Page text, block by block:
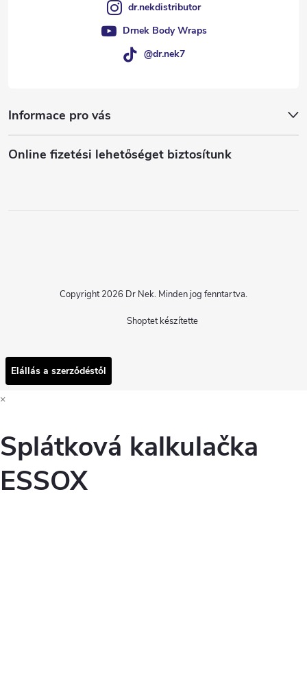
dr.nekdistributor
Drnek Body Wraps
@dr.nek7
Informace pro vás
Online fizetési lehetőséget biztosítunk
Shoptet készítette
Copyright 2026 Dr Nek. Minden jog fenntartva.
Elállás a szerződéstől
×
Splátková kalkulačka
ESSOX